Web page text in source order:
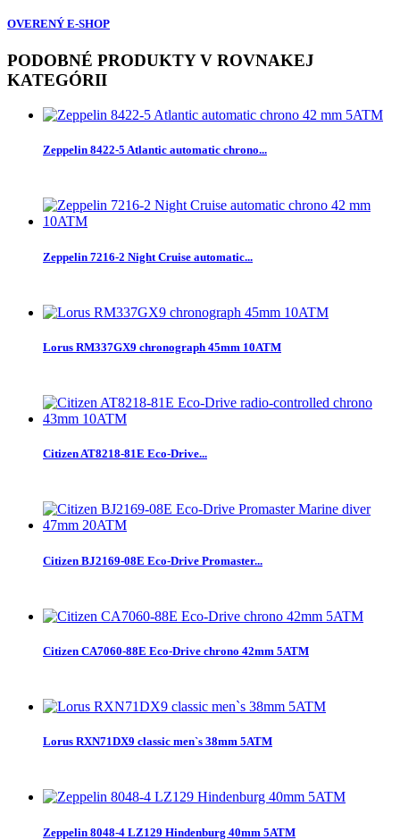
OVERENÝ E-SHOP
PODOBNÉ PRODUKTY V ROVNAKEJ
KATEGÓRII
Zeppelin 8422-5 Atlantic automatic chrono...
Zeppelin 7216-2 Night Cruise automatic...
Lorus RM337GX9 chronograph 45mm 10ATM
Citizen AT8218-81E Eco-Drive...
Citizen BJ2169-08E Eco-Drive Promaster...
Citizen CA7060-88E Eco-Drive chrono 42mm 5ATM
Lorus RXN71DX9 classic men`s 38mm 5ATM
Zeppelin 8048-4 LZ129 Hindenburg 40mm 5ATM